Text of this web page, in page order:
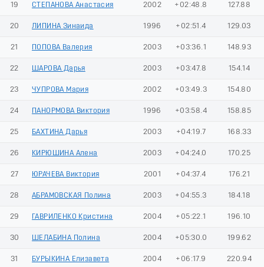
19 СТЕПАНОВА Анастасия 2002 +02:48.8 127.88
20 ЛИПИНА Зинаида 1996 +02:51.4 129.03
21 ПОПОВА Валерия 2003 +03:36.1 148.93
22 ШАРОВА Дарья 2003 +03:47.8 154.14
23 ЧУПРОВА Мария 2002 +03:49.3 154.80
24 ПАНОРМОВА Виктория 1996 +03:58.4 158.85
25 БАХТИНА Дарья 2003 +04:19.7 168.33
26 КИРЮШИНА Алена 2003 +04:24.0 170.25
27 ЮРАЧЕВА Виктория 2001 +04:37.4 176.21
28 АБРАМОВСКАЯ Полина 2003 +04:55.3 184.18
29 ГАВРИЛЕНКО Кристина 2004 +05:22.1 196.10
30 ШЕЛАБИНА Полина 2004 +05:30.0 199.62
31 БУРЫКИНА Елизавета 2004 +06:17.9 220.94